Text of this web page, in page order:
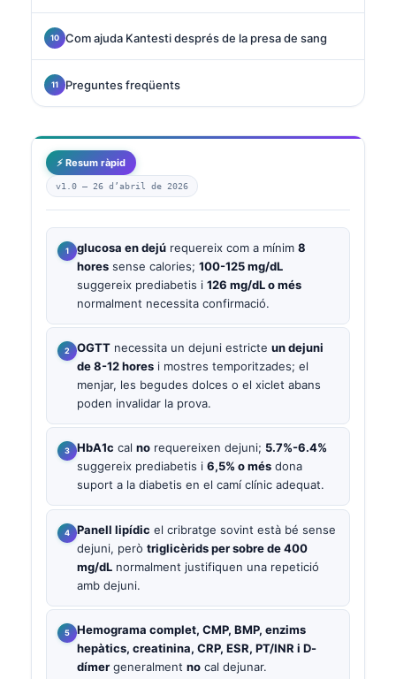
Com ajuda Kantesti després de la presa de sang
Preguntes freqüents
⚡ Resum ràpid
v1.0 — 26 d’abril de 2026
glucosa en dejú requereix com a mínim 8
hores sense calories; 100-125 mg/dL
suggereix prediabetis i 126 mg/dL o més
normalment necessita confirmació.
OGTT necessita un dejuni estricte un dejuni
de 8-12 hores i mostres temporitzades; el
menjar, les begudes dolces o el xiclet abans
poden invalidar la prova.
HbA1c cal no requereixen dejuni; 5.7%-6.4%
suggereix prediabetis i 6,5% o més dona
suport a la diabetis en el camí clínic adequat.
Panell lipídic el cribratge sovint està bé sense
dejuni, però triglicèrids per sobre de 400
mg/dL normalment justifiquen una repetició
amb dejuni.
Hemograma complet, CMP, BMP, enzims
hepàtics, creatinina, CRP, ESR, PT/INR i D-
dímer generalment no cal dejunar.